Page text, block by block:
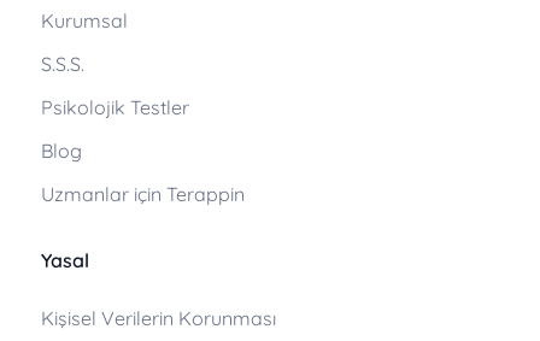
Kurumsal
S.S.S.
Psikolojik Testler
Blog
Uzmanlar için Terappin
Yasal
Kişisel Verilerin Korunması